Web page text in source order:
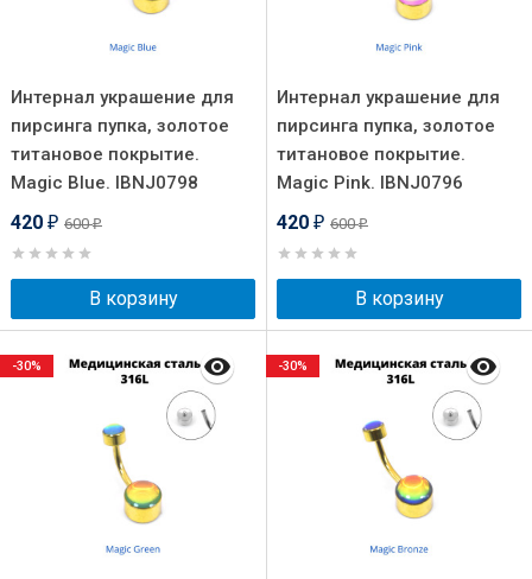
Интернал украшение для
пирсинга пупка, золотое
титановое покрытие.
Magic Blue. IBNJ0798
420 ₽ 600₽
В корзину
Интернал украшение для
пирсинга пупка, золотое
титановое покрытие.
Magic Pink. IBNJ0796
420 ₽ 600₽
В корзину
-30% -30%